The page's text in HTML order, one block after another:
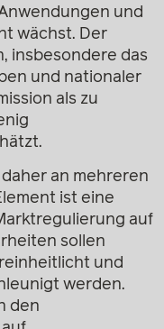
und
wächst. Der
insbesondere das
und nationaler
als zu
an mehreren
ist eine
auf
sollen
und
werden.
den